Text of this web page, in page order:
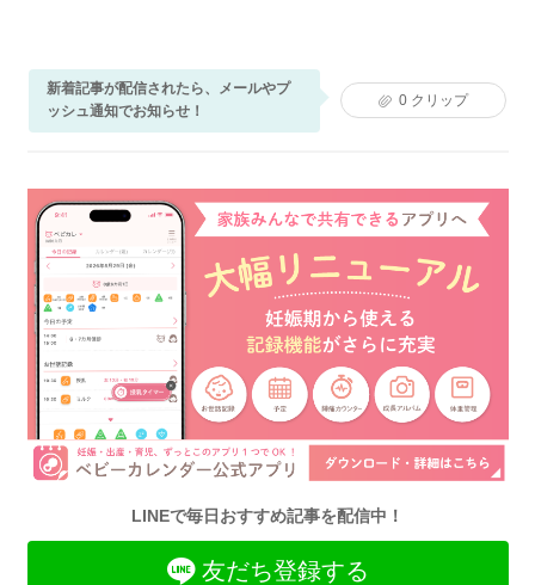
新着記事が配信されたら、メールやプ
ッシュ通知でお知らせ！
0 クリップ
LINEで毎日おすすめ記事を配信中！
友だち登録する